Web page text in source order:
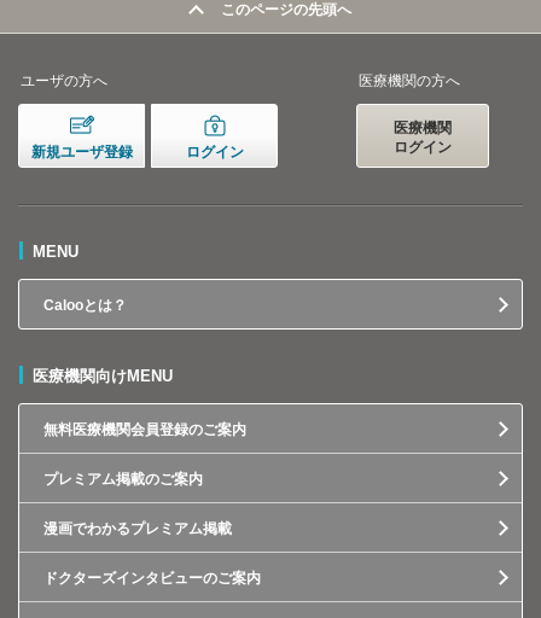
このページの先頭へ
ユーザの方へ
新規ユーザ登録 ログイン
医療機関の方へ
医療機関
ログイン
MENU
Calooとは？
医療機関向けMENU
無料医療機関会員登録のご案内
プレミアム掲載のご案内
漫画でわかるプレミアム掲載
ドクターズインタビューのご案内